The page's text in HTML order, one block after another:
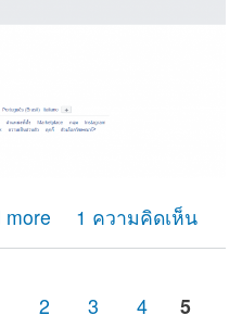
more
เพื่อยืนยันตัวตนของเฟสบุ๊ค
ยกเลิกการใช้างานไปหลาย
1 ความคิดเห็น
2 3 4 5